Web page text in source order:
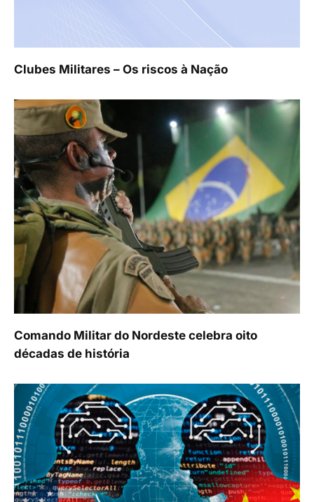
Clubes Militares – Os riscos à Nação
Comando Militar do Nordeste celebra oito
décadas de história